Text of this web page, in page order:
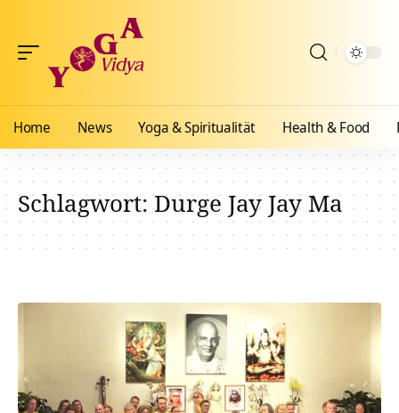
Home News Yoga & Spiritualität Health & Food
Schlagwort:Durge Jay Jay Ma